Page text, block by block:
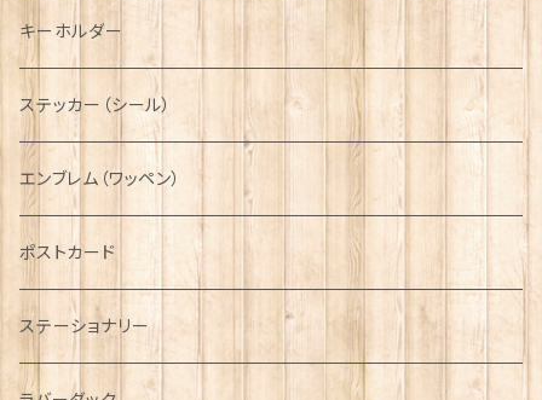
ディアストーカー
ニット帽
タータン【Glencroft】
ボタンラップマフラー【Aran Traditions】
スカーフ
ファッションマスク
その他のアクセサリー
ラブスプーン【PAUL CURTIS】
ティーコジー
その他テーブルウェア
乗り物
動物＆植物
国旗＆紋章
音楽＆楽器
運動＆人物
シンボル
ミリタリー
NAVY
AIRFORCE
ARMY
ピューター
キーホルダー
ステッカー（シール）
エンブレム（ワッペン）
ポストカード
ステーショナリー